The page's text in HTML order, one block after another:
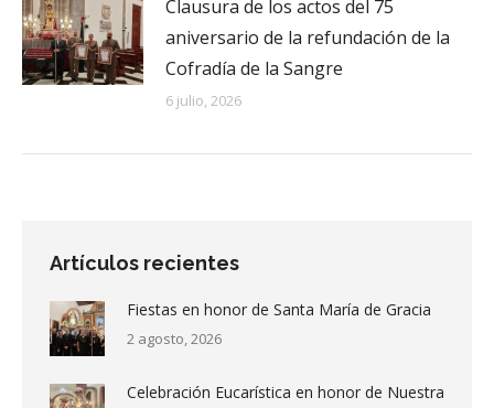
Clausura de los actos del 75
aniversario de la refundación de la
Cofradía de la Sangre
6 julio, 2026
Artículos recientes
Fiestas en honor de Santa María de Gracia
2 agosto, 2026
Celebración Eucarística en honor de Nuestra